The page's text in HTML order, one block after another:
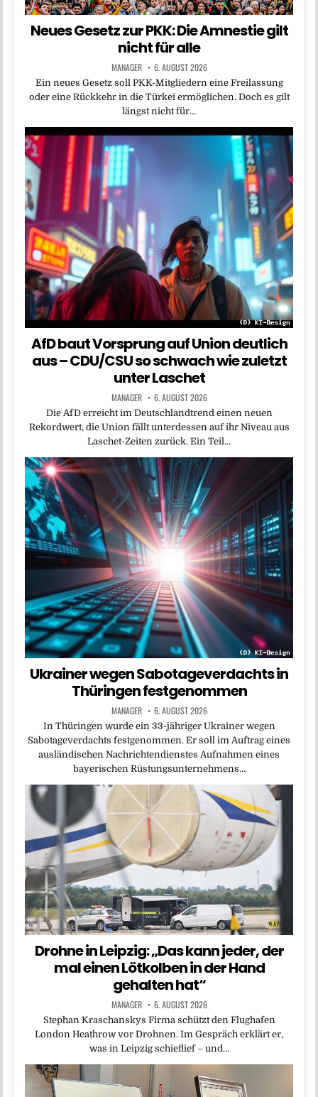
Neues Gesetz zur PKK: Die Amnestie gilt
nicht für alle
MANAGER 6. AUGUST 2026
Ein neues Gesetz soll PKK-Mitgliedern eine Freilassung
oder eine Rückkehr in die Türkei ermöglichen. Doch es gilt
längst nicht für…
AfD baut Vorsprung auf Union deutlich
aus – CDU/CSU so schwach wie zuletzt
unter Laschet
MANAGER 6. AUGUST 2026
Die AfD erreicht im Deutschlandtrend einen neuen
Rekordwert, die Union fällt unterdessen auf ihr Niveau aus
Laschet-Zeiten zurück. Ein Teil…
Ukrainer wegen Sabotageverdachts in
Thüringen festgenommen
MANAGER 6. AUGUST 2026
In Thüringen wurde ein 33-jähriger Ukrainer wegen
Sabotageverdachts festgenommen. Er soll im Auftrag eines
ausländischen Nachrichtendienstes Aufnahmen eines
bayerischen Rüstungsunternehmens…
Drohne in Leipzig: „Das kann jeder, der
mal einen Lötkolben in der Hand
gehalten hat“
MANAGER 6. AUGUST 2026
Stephan Kraschanskys Firma schützt den Flughafen
London Heathrow vor Drohnen. Im Gespräch erklärt er,
was in Leipzig schieflief – und…